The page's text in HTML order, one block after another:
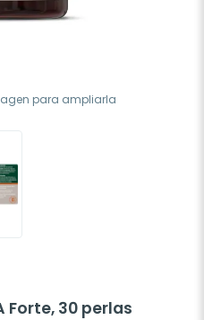
para ampliarla
Forte, 30 perlas